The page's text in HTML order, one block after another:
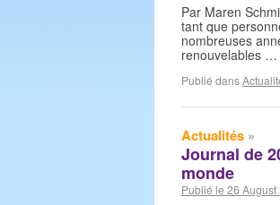
Par Maren
tant que
nombreuses
renouvelables …
Publié dans
Actualités »
Journal de
monde
Publié le 26 August